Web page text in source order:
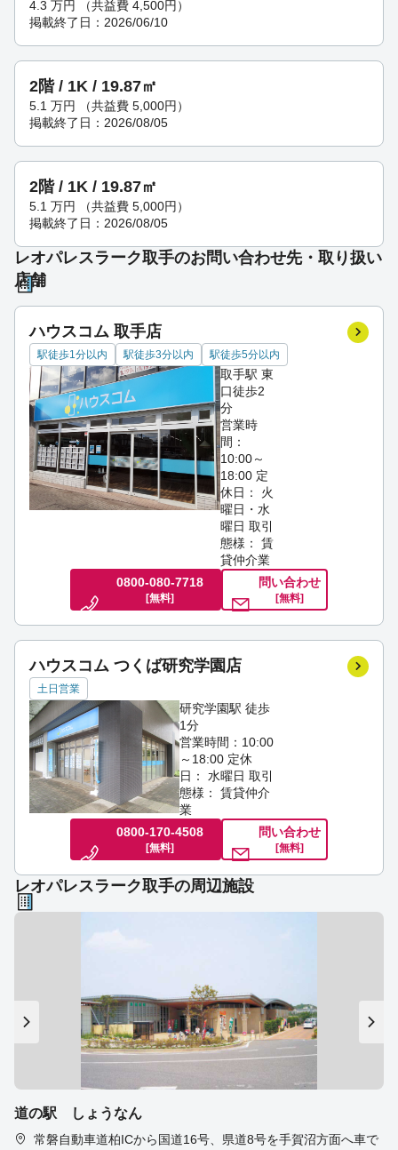
4.3 万円
（共益費 4,500円）
掲載終了日：2026/06/10
2階 / 1K / 19.87㎡
5.1 万円
（共益費 5,000円）
掲載終了日：2026/08/05
2階 / 1K / 19.87㎡
5.1 万円
（共益費 5,000円）
掲載終了日：2026/08/05
レオパレスラーク取手のお問い合わせ先・取り扱い
店舗
ハウスコム 取手店
駅徒歩1分以内 駅徒歩3分以内 駅徒歩5分以内
取手駅 東
口徒歩2
分
営業時
間：
10:00～
18:00 定
休日： 火
曜日・水
曜日取引
態様： 賃
貸仲介業
0800-080-7718
[無料]
問い合わせ
[無料]
ハウスコム つくば研究学園店
土日営業
研究学園駅 徒歩
1分
営業時間：10:00
～18:00 定休
日： 水曜日取引
態様： 賃貸仲介
業
0800-170-4508
[無料]
問い合わせ
[無料]
レオパレスラーク取手の周辺施設
道の駅 しょうなん
常磐自動車道柏ICから国道16号、県道8号を手賀沼方面へ車で